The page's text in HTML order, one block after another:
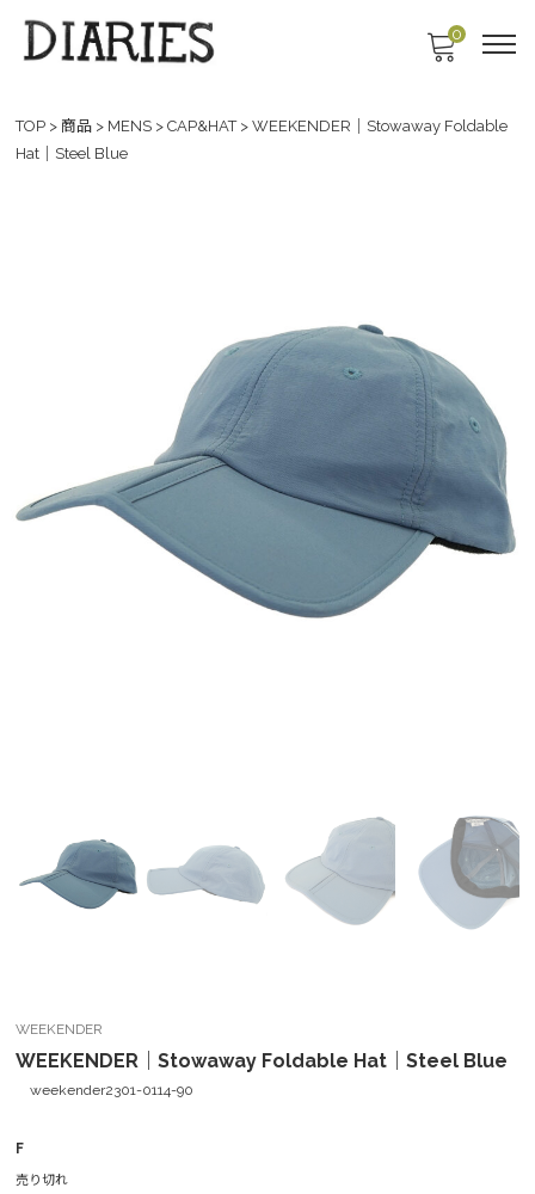
0
TOP > 商品 > MENS > CAP&HAT> WEEKENDER｜Stowaway Foldable
Hat｜Steel Blue
WEEKENDER
WEEKENDER｜Stowaway Foldable Hat｜Steel Blue
weekender2301-0114-90
F
売り切れ